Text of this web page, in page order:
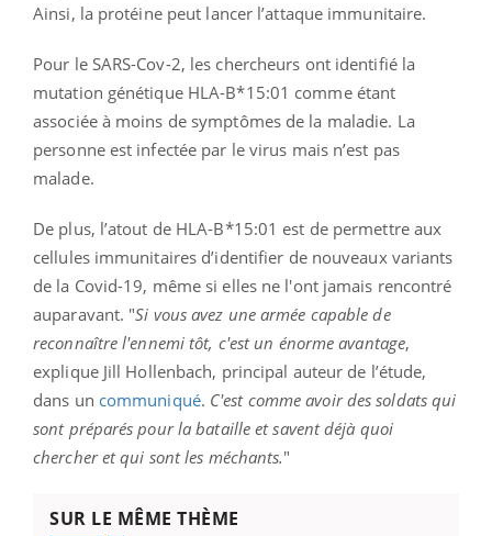
Ainsi, la protéine peut lancer l’attaque immunitaire.
Pour le SARS-Cov-2, les chercheurs ont identifié la
mutation génétique HLA-B*15:01 comme étant
associée à moins de symptômes de la maladie. La
personne est infectée par le virus mais n’est pas
malade.
De plus, l’atout de HLA-B*15:01 est de permettre aux
cellules immunitaires d’identifier de nouveaux variants
de la Covid-19, même si elles ne l'ont jamais rencontré
auparavant. "Si vous avez une armée capable de
reconnaître l'ennemi tôt, c'est un énorme avantage,
explique Jill Hollenbach, principal auteur de l’étude,
dans un communiqué. C'est comme avoir des soldats qui
sont préparés pour la bataille et savent déjà quoi
chercher et qui sont les méchants."
SUR LE MÊME THÈME